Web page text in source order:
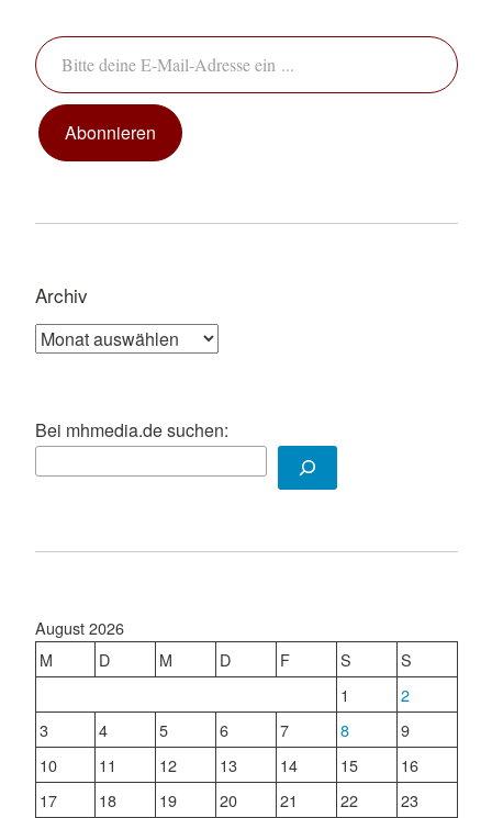
Bitte deine E-Mail-Adresse ein ...
Abonnieren
Archiv
Archiv
Bei mhmedia.de suchen:
August 2026
M
D M D F S
S
1
2
3
4 5 6 7 8
9
10
11 12 13 14 15
16
17
18 19 20 21 22
23